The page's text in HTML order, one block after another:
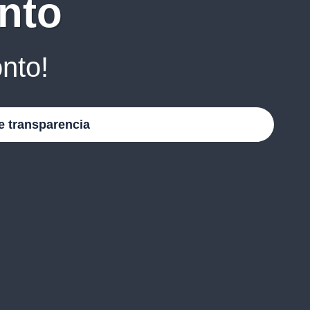
transparencia